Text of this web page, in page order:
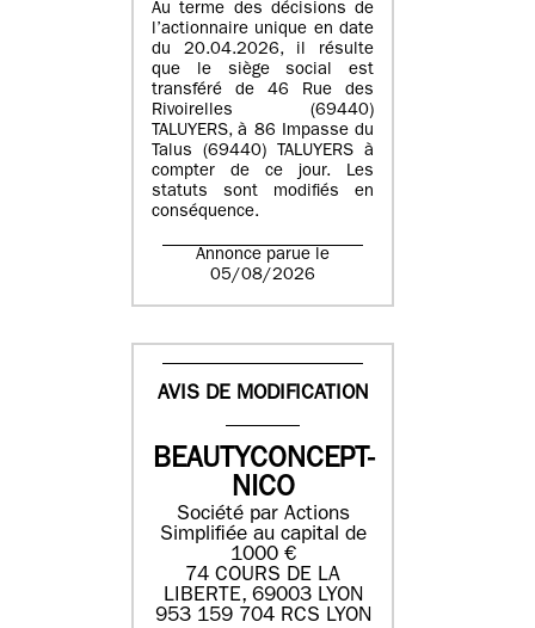
Au terme des décisions de
l’actionnaire unique en date
du 20.04.2026, il résulte
que le siège social est
transféré de 46 Rue des
Rivoirelles (69440)
TALUYERS, à 86 Impasse du
Talus (69440) TALUYERS à
compter de ce jour. Les
statuts sont modifiés en
conséquence.
Annonce parue le
05/08/2026
AVIS DE MODIFICATION
BEAUTYCONCEPT-
NICO
Société par Actions
Simplifiée au capital de
1000 €
74 COURS DE LA
LIBERTE, 69003 LYON
953 159 704 RCS LYON